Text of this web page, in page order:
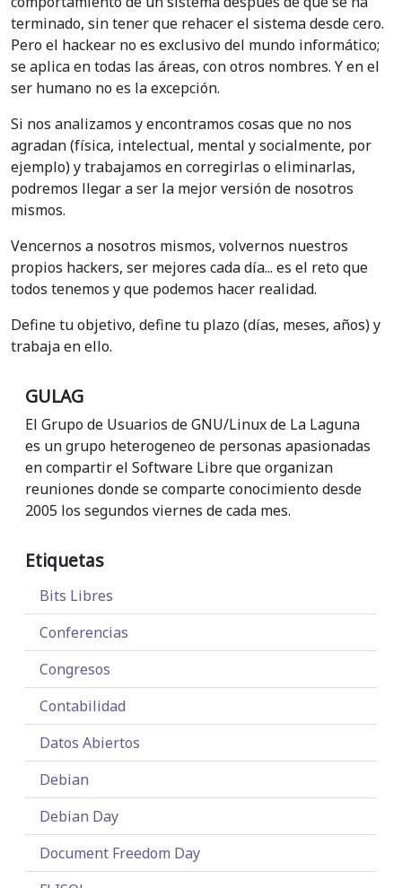
terminado, sin tener que rehacer el sistema desde cero.
Pero el hackear no es exclusivo del mundo informático;
se aplica en todas las áreas, con otros nombres. Y en el
ser humano no es la excepción.
Si nos analizamos y encontramos cosas que no nos
agradan (física, intelectual, mental y socialmente, por
ejemplo) y trabajamos en corregirlas o eliminarlas,
podremos llegar a ser la mejor versión de nosotros
mismos.
Vencernos a nosotros mismos, volvernos nuestros
propios hackers, ser mejores cada día... es el reto que
todos tenemos y que podemos hacer realidad.
Define tu objetivo, define tu plazo (días, meses, años) y
trabaja en ello.
GULAG
El Grupo de Usuarios de GNU/Linux de La Laguna
es un grupo heterogeneo de personas apasionadas
en compartir el Software Libre que organizan
reuniones donde se comparte conocimiento desde
2005 los segundos viernes de cada mes.
Etiquetas
Bits Libres
Conferencias
Congresos
Contabilidad
Datos Abiertos
Debian
Debian Day
Document Freedom Day